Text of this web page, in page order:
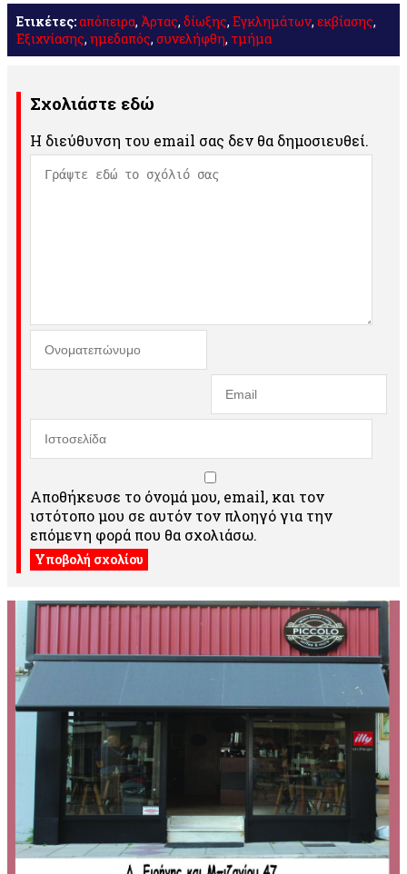
Ετικέτες:απόπειρα, Άρτας, δίωξης, Εγκλημάτων, εκβίασης,
Εξιχνίασης, ημεδαπός, συνελήφθη, τμήμα
Σχολιάστε εδώ
Η διεύθυνση του email σας δεν θα δημοσιευθεί.
Αποθήκευσε το όνομά μου, email, και τον
ιστότοπο μου σε αυτόν τον πλοηγό για την
επόμενη φορά που θα σχολιάσω.